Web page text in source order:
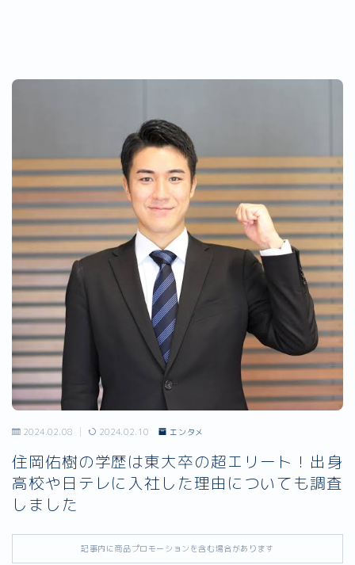
2024.02.08 2024.02.10 エンタメ
住岡佑樹の学歴は東大卒の超エリート！出身
高校や日テレに入社した理由についても調査
しました
記事内に商品プロモーションを含む場合があります